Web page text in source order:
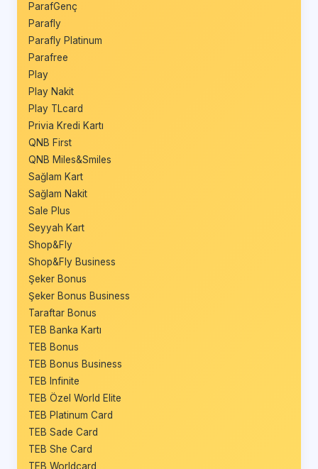
ParafGenç
Parafly
Parafly Platinum
Parafree
Play
Play Nakit
Play TLcard
Privia Kredi Kartı
QNB First
QNB Miles&Smiles
Sağlam Kart
Sağlam Nakit
Sale Plus
Seyyah Kart
Shop&Fly
Shop&Fly Business
Şeker Bonus
Şeker Bonus Business
Taraftar Bonus
TEB Banka Kartı
TEB Bonus
TEB Bonus Business
TEB Infinite
TEB Özel World Elite
TEB Platinum Card
TEB Sade Card
TEB She Card
TEB Worldcard